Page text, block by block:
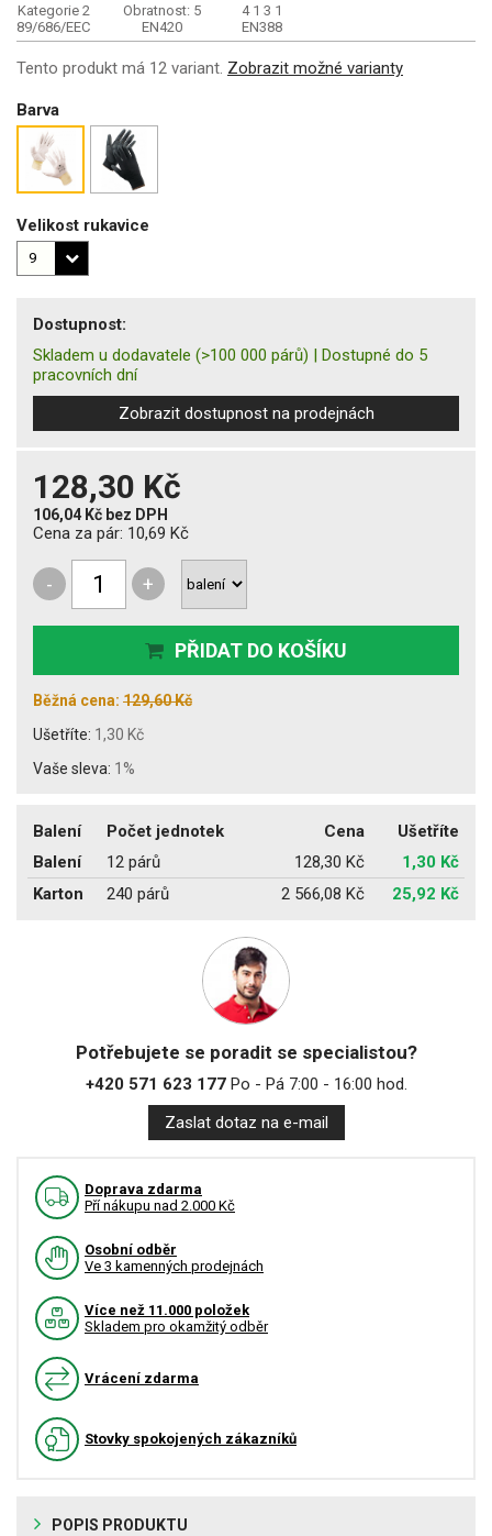
Kategorie 2
89/686/EEC
Obratnost: 5
EN420
4 1 3 1
EN388
Tento produkt má 12 variant. Zobrazit možné varianty
Barva
Velikost rukavice
Dostupnost:
Skladem u dodavatele (>100 000 párů) | Dostupné do 5
pracovních dní
Zobrazit dostupnost na prodejnách
128,30 Kč
106,04 Kč bez DPH
Cena za pár: 10,69 Kč
- +
PŘIDAT DO KOŠÍKU
Běžná cena: 129,60 Kč
Ušetříte: 1,30 Kč
Vaše sleva: 1%
Balení Počet jednotek Cena
Ušetříte
Balení
12 párů 128,30 Kč
1,30 Kč
Karton
240 párů 2 566,08 Kč 25,92 Kč
Potřebujete se poradit se specialistou?
+420 571 623 177Po - Pá 7:00 - 16:00 hod.
Zaslat dotaz na e-mail
Doprava zdarma
Pří nákupu nad 2.000 Kč
Osobní odběr
Ve 3 kamenných prodejnách
Více než 11.000 položek
Skladem pro okamžitý odběr
Vrácení zdarma
Stovky spokojených zákazníků
POPIS PRODUKTU